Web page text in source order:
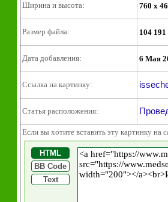
Ширина и высота: 760 x
Размер файла: 104 191
Дата добавления: 6 Мая
Ссылка на картинку:
Статья расположения:
Если вы хотите вставить эту картинку на
HTML
BB Code
Text